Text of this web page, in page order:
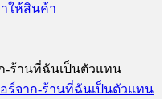
ให้สินค้า
-ร้านที่ฉันเป็นตัวแทน
อร์จาก-ร้านที่ฉันเป็นตัวแทน